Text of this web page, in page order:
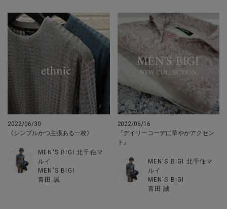
2022/06/30
《シンプルかつ主張ある一枚》
MEN'S BIGI 北千住マ
ルイ
MEN'S BIGI
青田 誠
2022/06/16
『デイリーコーデに華やかアクセン
ト』
MEN'S BIGI 北千住マ
ルイ
MEN'S BIGI
青田 誠